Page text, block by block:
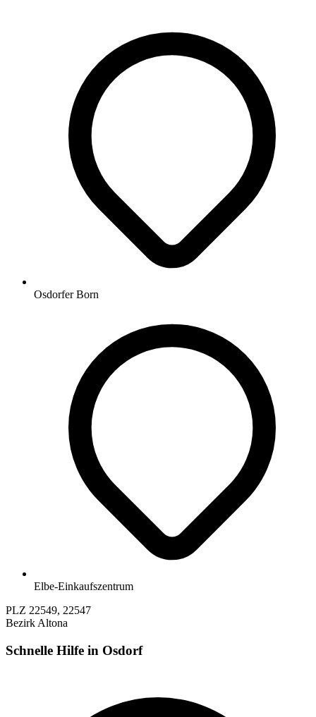
Osdorfer Born
Elbe-Einkaufszentrum
PLZ 22549, 22547
BezirkAltona
Schnelle Hilfe in Osdorf